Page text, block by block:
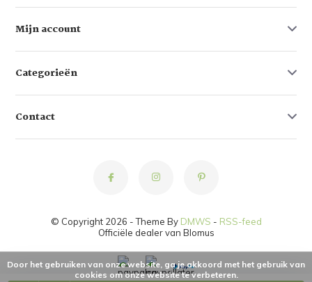
Mijn account
Categorieën
Contact
© Copyright 2026 - Theme By DMWS - RSS-feed
Officiële dealer van Blomus
Door het gebruiken van onze website, ga je akkoord met het gebruik van
cookies om onze website te verbeteren.